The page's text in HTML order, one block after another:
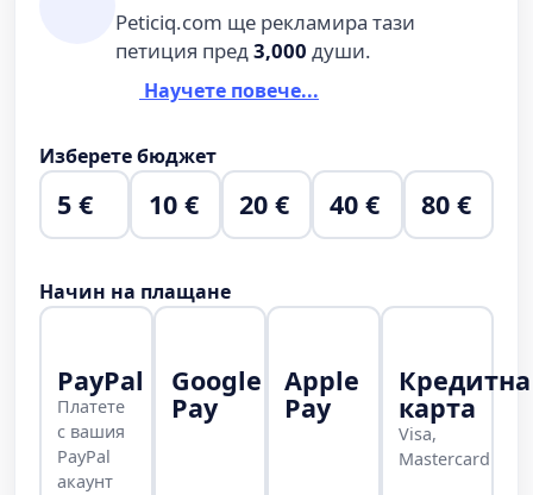
Peticiq.com ще рекламира тази
петиция пред3,000 души.
Научете повече...
Изберете бюджет
5 € 10 € 20 € 40 € 80 €
Начин на плащане
PayPal
Платете
с вашия
PayPal
акаунт
Google
Pay
Apple
Pay
Кредитна
карта
Visa,
Mastercard